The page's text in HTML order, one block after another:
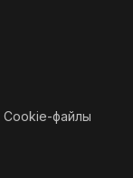
Cookie-файлы